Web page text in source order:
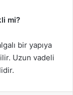
mi?
bir yapıya
Uzun vadeli